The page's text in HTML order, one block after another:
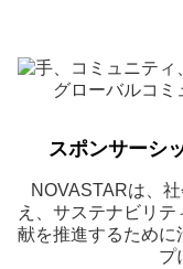
スポンサーシ
NOVASTARは、
え、サステナビリ
献を推進するために
プ